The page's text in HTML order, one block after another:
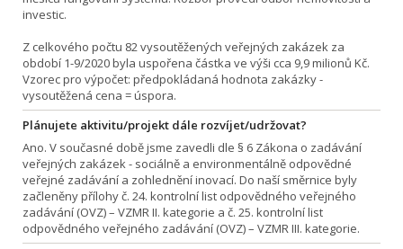
investic.
Z celkového počtu 82 vysoutěžených veřejných zakázek za
období 1-9/2020 byla uspořena částka ve výši cca 9,9 milionů Kč.
Vzorec pro výpočet: předpokládaná hodnota zakázky -
vysoutěžená cena = úspora.
Plánujete aktivitu/projekt dále rozvíjet/udržovat?
Ano. V současné době jsme zavedli dle § 6 Zákona o zadávání
veřejných zakázek - sociálně a environmentálně odpovědné
veřejné zadávání a zohlednění inovací. Do naší směrnice byly
začleněny přílohy č. 24. kontrolní list odpovědného veřejného
zadávání (OVZ) – VZMR II. kategorie a č. 25. kontrolní list
odpovědného veřejného zadávání (OVZ) – VZMR III. kategorie.